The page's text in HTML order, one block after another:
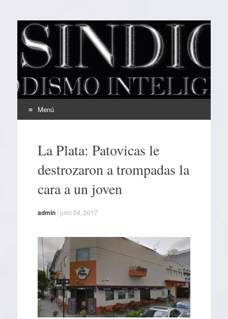
EL SINDICAL
Periodismo Inteligente
Menú
contenidoLa Plata: Patovicas le
destrozaron a trompadas la
cara a un joven
admin/julio 24, 2017